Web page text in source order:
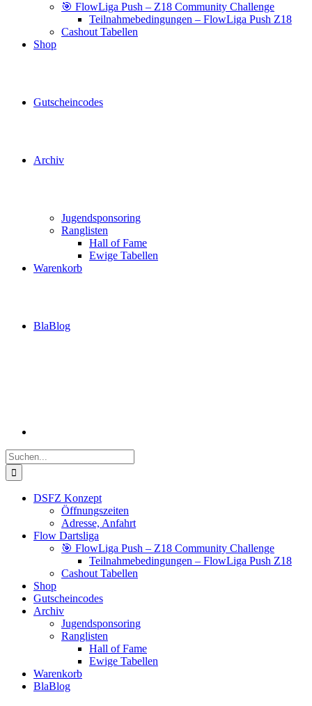
🎯 FlowLiga Push – Z18 Community Challenge
Teilnahmebedingungen – FlowLiga Push Z18
Cashout Tabellen
Shop
Gutscheincodes
Archiv
Jugendsponsoring
Ranglisten
Hall of Fame
Ewige Tabellen
Warenkorb
BlaBlog
Suche
nach:
DSFZ Konzept
Öffnungszeiten
Adresse, Anfahrt
Flow Dartsliga
🎯 FlowLiga Push – Z18 Community Challenge
Teilnahmebedingungen – FlowLiga Push Z18
Cashout Tabellen
Shop
Gutscheincodes
Archiv
Jugendsponsoring
Ranglisten
Hall of Fame
Ewige Tabellen
Warenkorb
BlaBlog